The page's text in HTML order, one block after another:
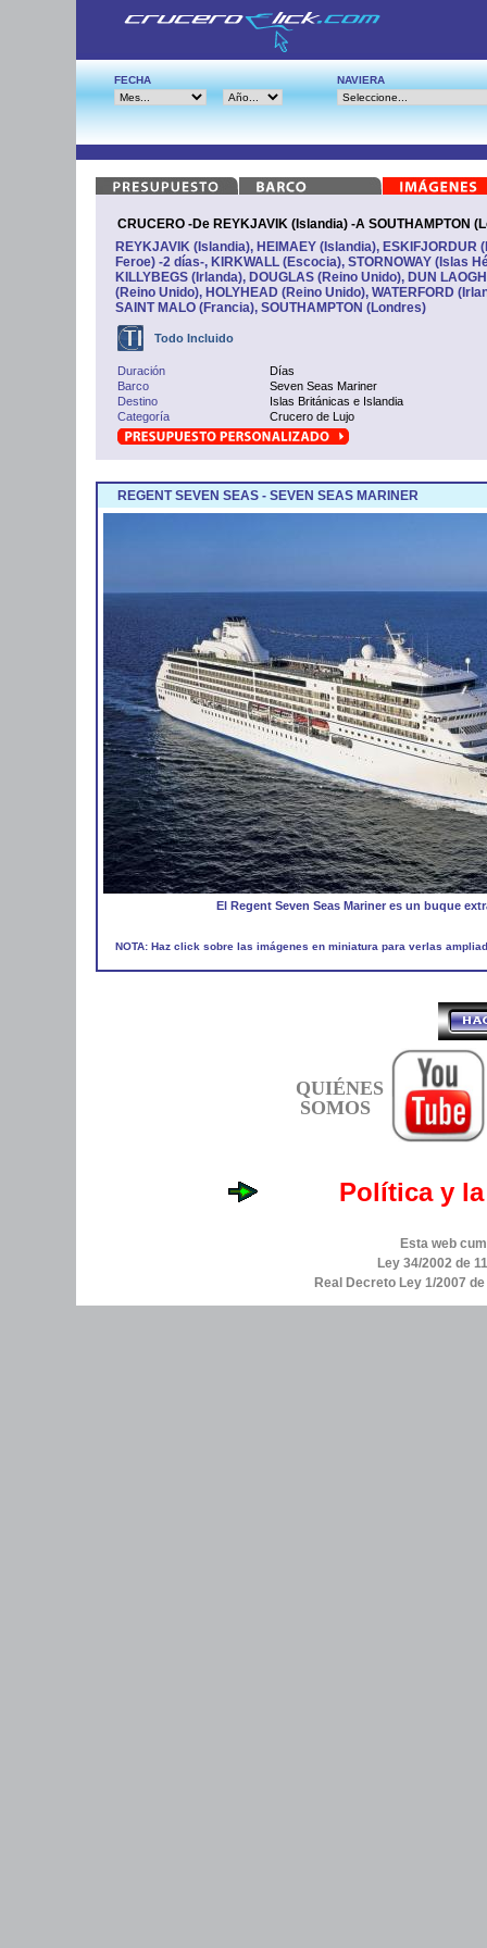
FECHA NAVIERA
CRUCERO -De REYKJAVIK (Islandia) -A SOUTHAMPTON
REYKJAVIK (Islandia), HEIMAEY (Islandia), ESKIFJORDUR
Feroe) -2 días-, KIRKWALL (Escocia), STORNOWAY (Islas
KILLYBEGS (Irlanda), DOUGLAS (Reino Unido), DUN
(Reino Unido), HOLYHEAD (Reino Unido), WATERFORD
SAINT MALO (Francia), SOUTHAMPTON (Londres)
Todo Incluido
Duración
Días
Barco
Seven Seas Mariner
Destino
Islas Británicas e Islandia
Categoría
Crucero de Lujo
REGENT SEVEN SEAS - SEVEN SEAS MARINER
El Regent Seven Seas Mariner es un buque
NOTA: Haz click sobre las imágenes en miniatura para verlas
QUIÉNES
SOMOS
Política y
Esta web
Ley 34/2002 de
Real Decreto Ley 1/2007